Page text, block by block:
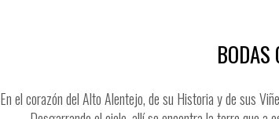
BODAS
En el corazón del Alto Alentejo, de su Historia y de sus